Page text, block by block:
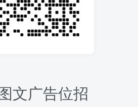
10
录屏团购商家浏览 每天
无限做 单条/0.6 一天轻松
几百条 每天日结 多做多得
14天前 655
12 安卓高速自动点击器
文广告位招